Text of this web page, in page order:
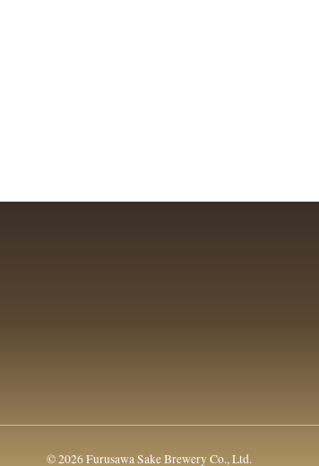
© 2026 Furusawa Sake Brewery Co., Ltd.